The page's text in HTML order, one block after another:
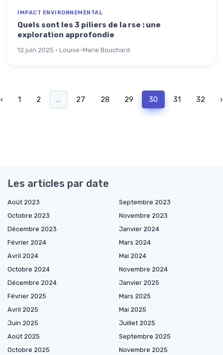
IMPACT ENVIRONNEMENTAL
Quels sont les 3 piliers de la rse : une
exploration approfondie
12 juin 2025 · Louise-Marie Bouchard
‹ 1 2 ... 27 28 29 30 31 32 ›
Les articles par date
Août 2023
Septembre 2023
Octobre 2023
Novembre 2023
Décembre 2023
Janvier 2024
Février 2024
Mars 2024
Avril 2024
Mai 2024
Octobre 2024
Novembre 2024
Décembre 2024
Janvier 2025
Février 2025
Mars 2025
Avril 2025
Mai 2025
Juin 2025
Juillet 2025
Août 2025
Septembre 2025
Octobre 2025
Novembre 2025